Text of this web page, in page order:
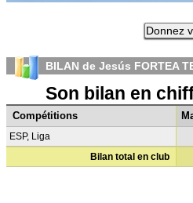
Donnez
BILAN de Jesús FORTEA
Son bilan en
Compétitions
ESP, Liga
Bilan total en club